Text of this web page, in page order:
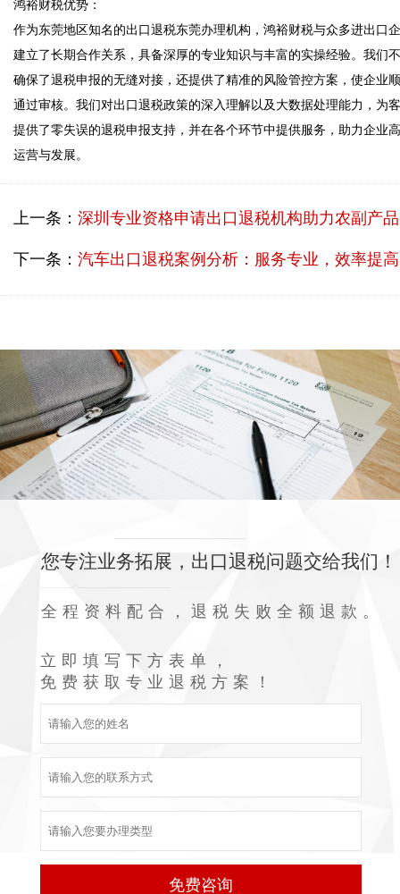
鸿裕财税优势：
作为东莞地区知名的出口退税东莞办理机构，鸿裕财税与众多进出口
建立了长期合作关系，具备深厚的专业知识与丰富的实操经验。我们
确保了退税申报的无缝对接，还提供了精准的风险管控方案，使企业
通过审核。我们对出口退税政策的深入理解以及大数据处理能力，为
提供了零失误的退税申报支持，并在各个环节中提供服务，助力企业
运营与发展。
上一条： 深圳专业资格申请出口退税机构助力农副产品外贸企业高效退税
下一条： 汽车出口退税案例分析：服务专业，效率提高的最佳选择
您专注业务拓展，出口退税问题交给我们！
全程资料配合，退税失败全额退款。
立即填写下方表单，
免费获取专业退税方案！